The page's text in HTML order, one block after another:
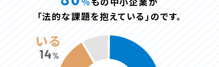
「法的な課題を抱えている」のです。